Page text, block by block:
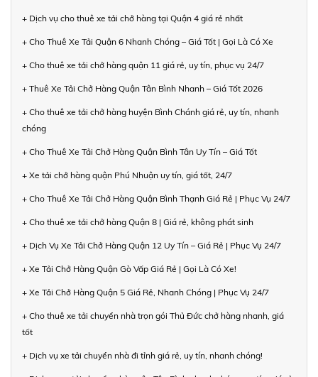
+ Dịch vụ cho thuê xe tải chở hàng tại Quận 4 giá rẻ nhất
+ Cho Thuê Xe Tải Quận 6 Nhanh Chóng – Giá Tốt | Gọi Là Có Xe
+ Cho thuê xe tải chở hàng quận 11 giá rẻ, uy tín, phục vụ 24/7
+ Thuê Xe Tải Chở Hàng Quận Tân Bình Nhanh – Giá Tốt 2026
+ Cho thuê xe tải chở hàng huyện Bình Chánh giá rẻ, uy tín, nhanh
chóng
+ Cho Thuê Xe Tải Chở Hàng Quận Bình Tân Uy Tín – Giá Tốt
+ Xe tải chở hàng quận Phú Nhuận uy tín, giá tốt, 24/7
+ Cho Thuê Xe Tải Chở Hàng Quận Bình Thạnh Giá Rẻ | Phục Vụ 24/7
+ Cho thuê xe tải chở hàng Quận 8 | Giá rẻ, không phát sinh
+ Dịch Vụ Xe Tải Chở Hàng Quận 12 Uy Tín – Giá Rẻ | Phục Vụ 24/7
+ Xe Tải Chở Hàng Quận Gò Vấp Giá Rẻ | Gọi Là Có Xe!
+ Xe Tải Chở Hàng Quận 5 Giá Rẻ, Nhanh Chóng | Phục Vụ 24/7
+ Cho thuê xe tải chuyển nhà trọn gói Thủ Đức chở hàng nhanh, giá
tốt
+ Dịch vụ xe tải chuyển nhà đi tỉnh giá rẻ, uy tín, nhanh chóng!